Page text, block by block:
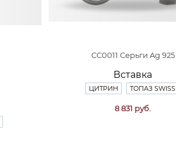
СС0011 Серьги Ag 925
Вставка
ЦИТРИН ТОПАЗ SWISS
8 831 руб.